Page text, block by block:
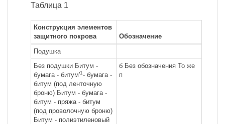
Таблица 1
Конструкция элементов
защитного покрова
Обозначение
Подушка
Без подушки Битум -
бумага - битум'1- бумага -
битум (под ленточную
броню) Битум - бумага -
битум - пряжа - битум
(под проволочную броню)
Битум - полиэтиленовый
б Без обозначения То же
п